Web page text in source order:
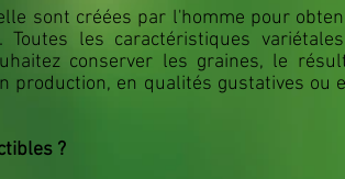
sont créées par l'homme pour
Toutes les caractéristiques
conserver les graines, le
production, en qualités gustatives ou
?